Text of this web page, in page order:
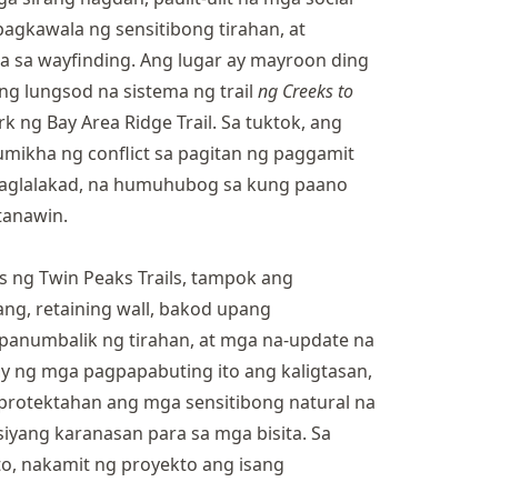
ng sensitibong tirahan, at
sa wayfinding. Ang lugar ay mayroon ding
lungsod na sistema ng trail ng Creeks to
ng Bay Area Ridge Trail. Sa tuktok, ang
ng conflict sa pagitan ng paggamit
na humuhubog sa kung paano
ng Twin Peaks Trails, tampok ang
retaining wall, bakod upang
ng tirahan, at mga na-update na
ng mga pagpapabuting ito ang kaligtasan,
ang mga sensitibong natural na
karanasan para sa mga bisita. Sa
nakamit ng proyekto ang isang